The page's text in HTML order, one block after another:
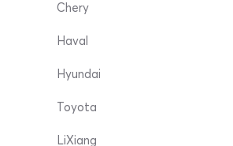
Chery
Haval
Hyundai
Toyota
LiXiang